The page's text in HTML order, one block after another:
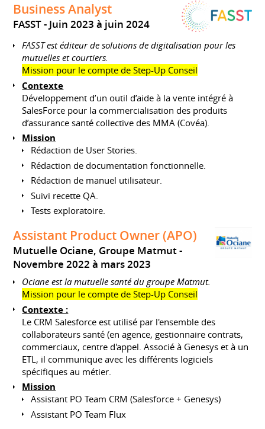
Business Analyst
FASST Juin 2023 à juin 2024
FASST est éditeur de solutions de digitalisation pour les
mutuelles et courtiers.
Mission pour le compte de Step-Up Conseil
Contexte
Développement d’un outil d’aide à la vente intégré à
SalesForce pour la commercialisation des produits
d’assurance santé collective des MMA (Covéa).
Mission
Rédaction de User Stories.
Rédaction de documentation fonctionnelle.
Rédaction de manuel utilisateur.
Suivi recette QA.
Tests exploratoire.
Assistant Product Owner (APO)
Mutuelle Ociane, Groupe Matmut
Novembre 2022 à mars 2023
Ociane est la mutuelle santé du groupe Matmut.
Mission pour le compte de Step-Up Conseil
Contexte :
Le CRM Salesforce est utilisé par l'ensemble des
collaborateurs santé (en agence, gestionnaire contrats,
commerciaux, centre d'appel. Associé à Genesys et à un
ETL, il communique avec les différents logiciels
spécifiques au métier.
Mission
Assistant PO Team CRM (Salesforce + Genesys)
Assistant PO Team Flux